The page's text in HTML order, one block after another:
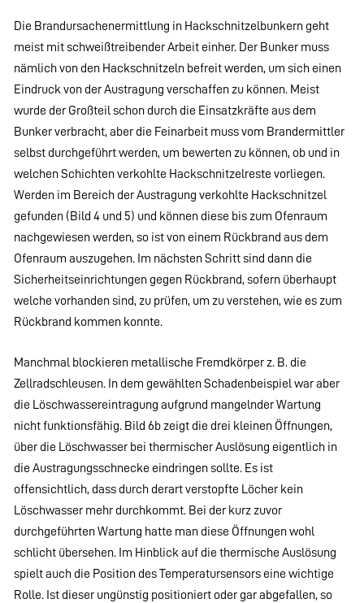
Die Brandursachenermittlung in Hackschnitzelbunkern geht
meist mit schweißtreibender Arbeit einher. Der Bunker muss
nämlich von den Hackschnitzeln befreit werden, um sich einen
Eindruck von der Austragung verschaffen zu können. Meist
wurde der Großteil schon durch die Einsatzkräfte aus dem
Bunker verbracht, aber die Feinarbeit muss vom Brandermittler
selbst durchgeführt werden, um bewerten zu können, ob und in
welchen Schichten verkohlte Hackschnitzelreste vorliegen.
Werden im Bereich der Austragung verkohlte Hackschnitzel
gefunden (Bild 4 und 5) und können diese bis zum Ofenraum
nachgewiesen werden, so ist von einem Rückbrand aus dem
Ofenraum auszugehen. Im nächsten Schritt sind dann die
Sicherheitseinrichtungen gegen Rückbrand, sofern überhaupt
welche vorhanden sind, zu prüfen, um zu verstehen, wie es zum
Rückbrand kommen konnte.
Manchmal blockieren metallische Fremdkörper z. B. die
Zellradschleusen. In dem gewählten Schadenbeispiel war aber
die Löschwassereintragung aufgrund mangelnder Wartung
nicht funktionsfähig. Bild 6b zeigt die drei kleinen Öffnungen,
über die Löschwasser bei thermischer Auslösung eigentlich in
die Austragungsschnecke eindringen sollte. Es ist
offensichtlich, dass durch derart verstopfte Löcher kein
Löschwasser mehr durchkommt. Bei der kurz zuvor
durchgeführten Wartung hatte man diese Öffnungen wohl
schlicht übersehen. Im Hinblick auf die thermische Auslösung
spielt auch die Position des Temperatursensors eine wichtige
Rolle. Ist dieser ungünstig positioniert oder gar abgefallen, so